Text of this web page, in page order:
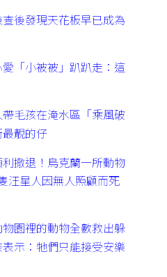
後發現天花板早已成為
「小被被」趴趴走：這
毛孩在淹水區「乘風破
靚的仔
撤退！烏克蘭一所動物
汪星人因無人照顧而死
物園裡的動物全數救出躲
示：牠們只能接受安樂